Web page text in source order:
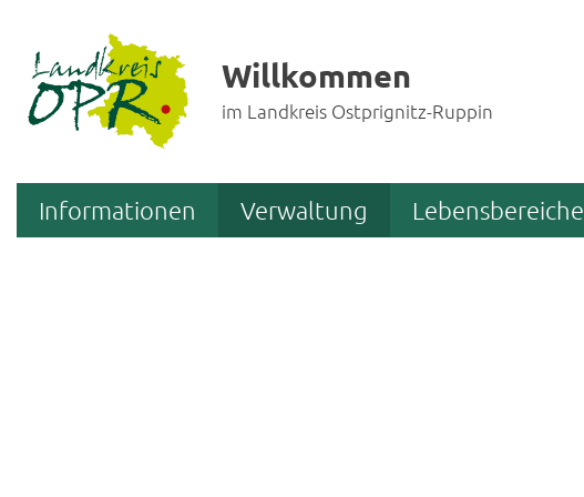
Willkommen
im Landkreis Ostprignitz-Ruppin
Informationen Verwaltung Lebensbereiche